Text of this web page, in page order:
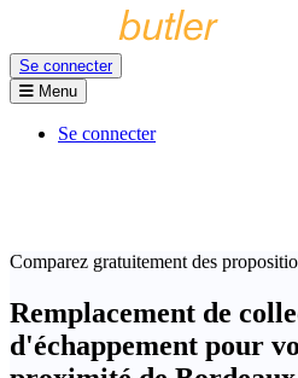
Se connecter
Menu
Se connecter
Comparez gratuitement des
Remplacement de
d'échappement pour